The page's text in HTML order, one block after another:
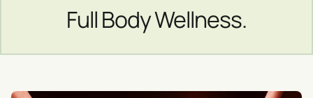
Full Body Wellness.